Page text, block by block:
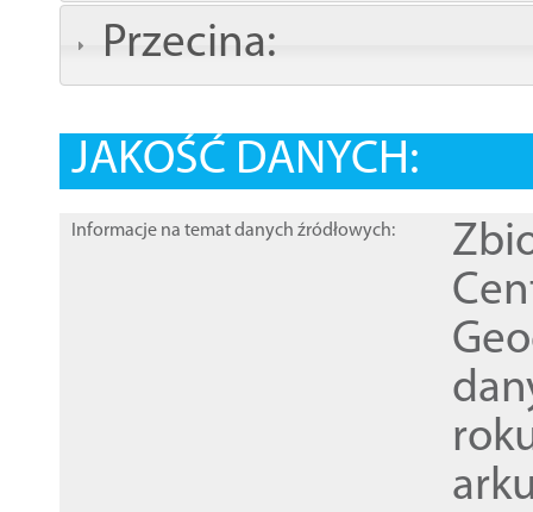
Przecina:
JAKOŚĆ DANYCH:
Informacje na temat danych źródłowych: